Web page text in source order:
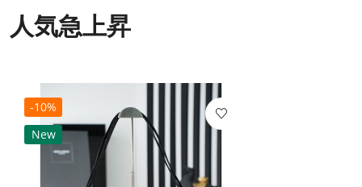
人気急上昇
-10%
New